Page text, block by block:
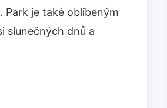
Park je také oblíbeným
slunečných dnů a